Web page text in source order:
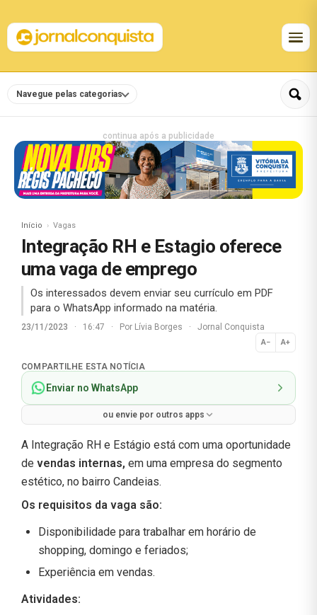
Navegue pelas categorias
continua após a publicidade
Início Vagas
Integração RH e Estagio oferece
uma vaga de emprego
Os interessados devem enviar seu currículo em PDF
para o WhatsApp informado na matéria.
23/11/2023 · 16:47 · Por Lívia Borges · Jornal Conquista
A− A+
Normal
COMPARTILHE ESTA NOTÍCIA
Enviar no WhatsApp
ou envie por outros apps
A Integração RH e Estágio está com uma oportunidade
de vendas internas, em uma empresa do segmento
estético, no bairro Candeias.
Os requisitos da vaga são:
Disponibilidade para trabalhar em horário de
shopping, domingo e feriados;
Experiência em vendas.
Atividades: